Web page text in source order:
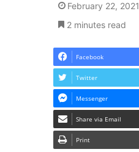
February 22, 2021
2 minutes read
Facebook
Twitter
Messenger
Share via Email
Print